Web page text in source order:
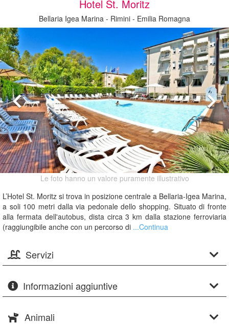
Hotel St. Moritz
Bellaria Igea Marina - Rimini - Emilia Romagna
Le foto hanno un valore puramente illustrativo
L’Hotel St. Moritz si trova in posizione centrale a Bellaria-Igea Marina,
a soli 100 metri dalla via pedonale dello shopping. Situato di fronte
alla fermata dell'autobus, dista circa 3 km dalla stazione ferroviaria
(raggiungibile anche con un percorso di ...Continua
Servizi
Informazioni aggiuntive
Animali